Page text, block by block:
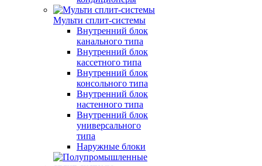
Мульти сплит-системы
Внутренний блок
канального типа
Внутренний блок
кассетного типа
Внутренний блок
консольного типа
Внутренний блок
настенного типа
Внутренний блок
универсального
типа
Наружные блоки